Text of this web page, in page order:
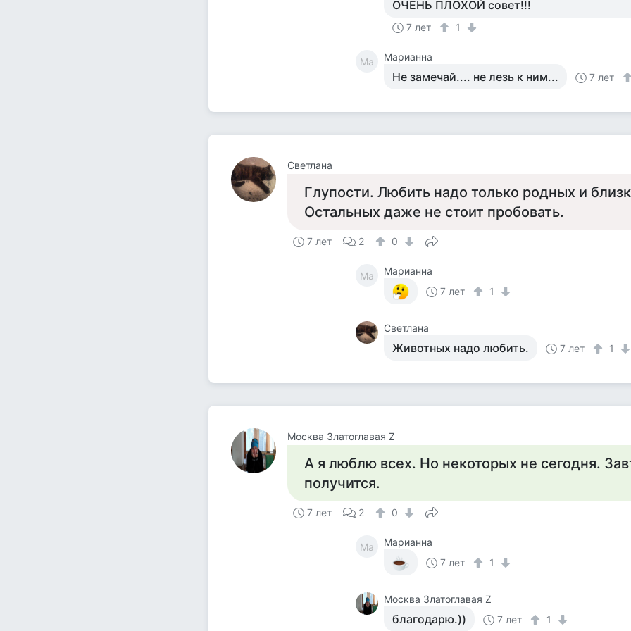
ОЧЕНЬ ПЛОХОЙ совет!!!
7 лет 1
Ма Марианна
Не замечай.... не лезь к ним... 7 лет
Светлана
Глупости. Любить надо только родных и
Остальных даже не стоит пробовать.
7 лет 2 0
Ма
Марианна
7 лет
1
Светлана
Животных надо любить. 7 лет 1
Москва Златоглавая Z
А я люблю всех. Но некоторых не сегодня.
получится.
7 лет 2 0
Ма
Марианна
7 лет
1
Москва Златоглавая Z
благодарю.)) 7 лет 1